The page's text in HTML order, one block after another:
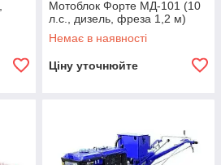
Мотоблок Форте МД-101 (10
л.с., дизель, фреза 1,2 м)
Немає в наявності
Ціну уточнюйте